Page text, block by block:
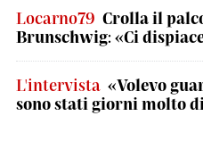
Locarno79 Crolla il
Brunschwig: «Ci
L'intervista «Volevo
sono stati giorni molto